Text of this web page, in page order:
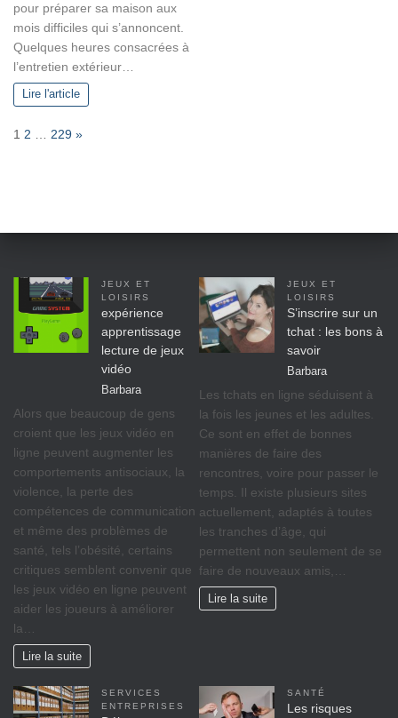
pour préparer sa maison aux
mois difficiles qui s’annoncent.
Quelques heures consacrées à
l’entretien extérieur…
Lire l'article
P1 2 … 229 N
»
JEUX ET
LOISIRS
expérience
apprentissage
lecture de jeux
vidéo
Barbara
Alors que beaucoup de gens
croient que les jeux vidéo en
ligne peuvent augmenter les
comportements antisociaux, la
violence, la perte des
compétences de communication
et même des problèmes de
santé, tels l’obésité, certains
critiques semblent convenir que
les jeux vidéo en ligne peuvent
aider les joueurs à améliorer
la…
Lire la suite
JEUX ET
LOISIRS
S’inscrire sur un
tchat : les bons à
savoir
Barbara
Les tchats en ligne séduisent à
la fois les jeunes et les adultes.
Ce sont en effet de bonnes
manières de faire des
rencontres, voire pour passer le
temps. Il existe plusieurs sites
actuellement, adaptés à toutes
les tranches d’âge, qui
permettent non seulement de se
faire de nouveaux amis,…
Lire la suite
SERVICES
ENTREPRISES
SANTÉ
Les risques